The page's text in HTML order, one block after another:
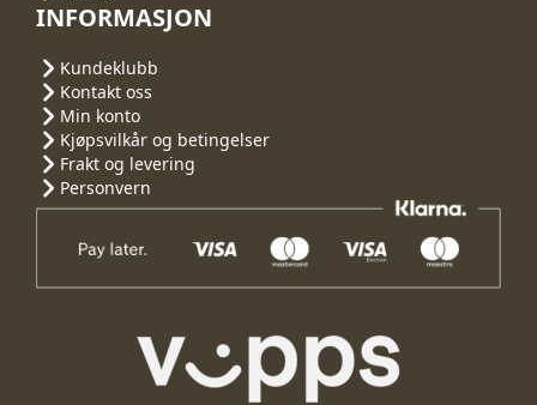
INFORMASJON
Kundeklubb
Kontakt oss
Min konto
Kjøpsvilkår og betingelser
Frakt og levering
Personvern